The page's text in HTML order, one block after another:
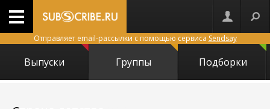
Отправляет email-рассылки с помощью сервиса Sendsay
Выпуски Группы Подборки